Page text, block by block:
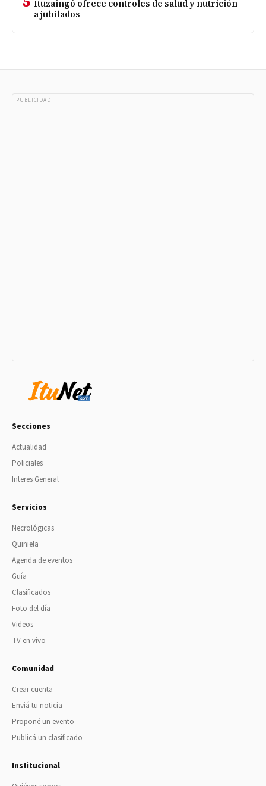
Ituzaingó ofrece controles de salud y nutrición
a jubilados
PUBLICIDAD
Secciones
Actualidad
Policiales
Interes General
Servicios
Necrológicas
Quiniela
Agenda de eventos
Guía
Clasificados
Foto del día
Videos
TV en vivo
Comunidad
Crear cuenta
Enviá tu noticia
Proponé un evento
Publicá un clasificado
Institucional